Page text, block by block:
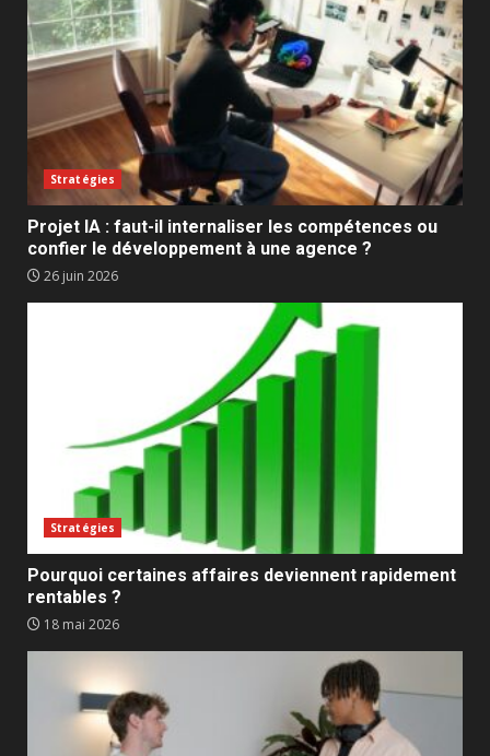
Stratégies
Projet IA : faut-il internaliser les compétences ou
confier le développement à une agence ?
26 juin 2026
Stratégies
Pourquoi certaines affaires deviennent rapidement
rentables ?
18 mai 2026